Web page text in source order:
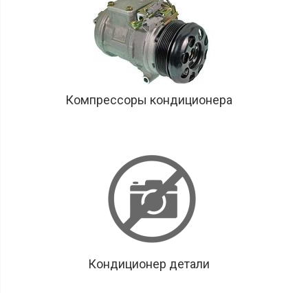
Компрессоры кондиционера
Кондиционер детали